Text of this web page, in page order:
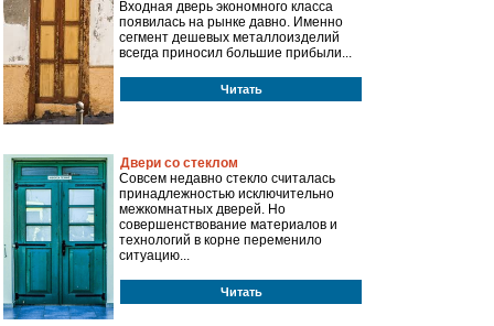
Входная дверь экономного класса
появилась на рынке давно. Именно
сегмент дешевых металлоизделий
всегда приносил большие прибыли...
Читать
Двери со стеклом
Совсем недавно стекло считалась
принадлежностью исключительно
межкомнатных дверей. Но
совершенствование материалов и
технологий в корне переменило
ситуацию...
Читать